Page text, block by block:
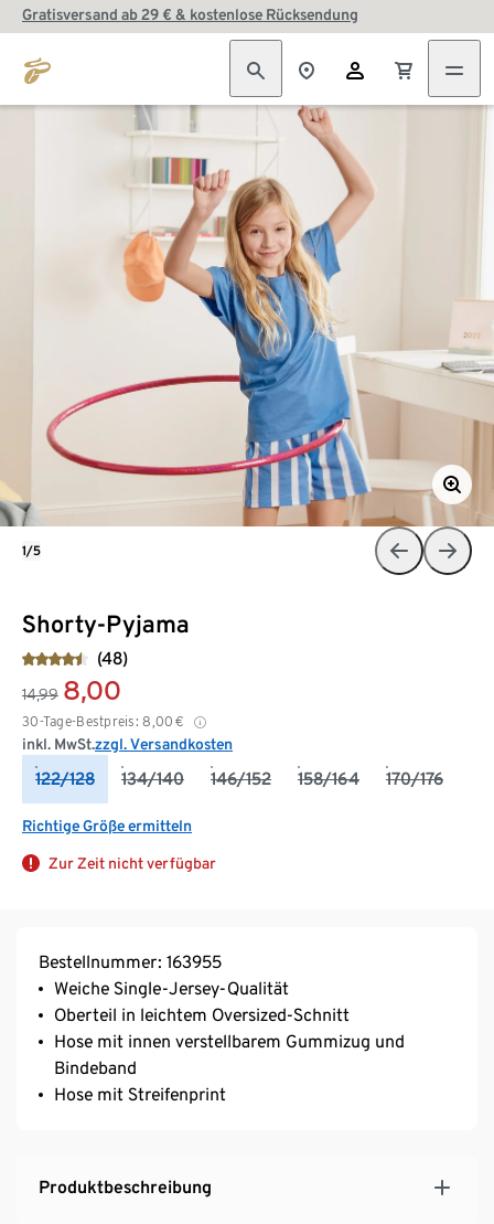
Gratisversand ab 29 € & kostenlose Rücksendung
Shorty-Pyjama
(48)
14,99 8,00
30-Tage-Bestpreis: 8,00 €
inkl. MwSt.zzgl. Versandkosten
122/128 134/140 146/152 158/164 170/176
Richtige Größe ermitteln
Zur Zeit nicht verfügbar
1/5
Bestellnummer: 163955
Weiche Single-Jersey-Qualität
Oberteil in leichtem Oversized-Schnitt
Hose mit innen verstellbarem Gummizug und
Bindeband
Hose mit Streifenprint
Produktbeschreibung